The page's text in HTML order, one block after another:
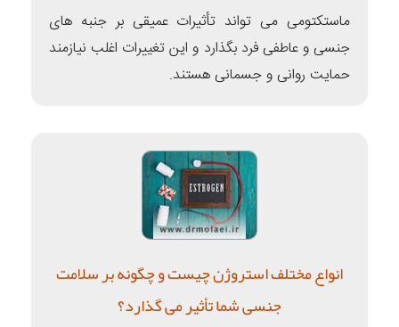
ماستکتومی می تواند تأثیرات عمیقی بر جنبه های
جنسی و عاطفی فرد بگذارد و این تغییرات اغلب نیازمند
حمایت روانی و جسمانی هستند.
انواع مختلف استروژن چیست و چگونه بر سلامت
جنسی شما تأثیر می گذارد؟